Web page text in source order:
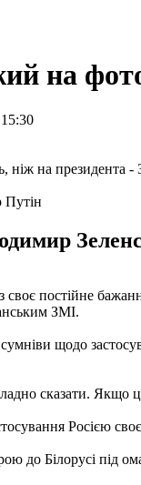
на
Путін
постійне
ЗМІ.
щодо
сказати. Якщо
Росією
до Білорусі під